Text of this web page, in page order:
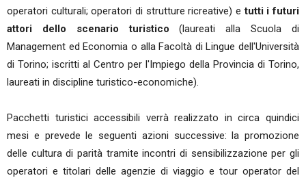
operatori culturali; operatori di strutture ricreative) etutti i futuri
attori dello scenario turistico(laureati alla Scuola di
Management ed Economia o alla Facoltà di Lingue dell'Università
di Torino; iscritti al Centro per l'Impiego della Provincia di Torino,
laureati in discipline turistico-economiche).
Pacchetti turistici accessibili verrà realizzato in circa quindici
mesi e prevede le seguenti azioni successive: la promozione
delle cultura di parità tramite incontri di sensibilizzazione per gli
operatori e titolari delle agenzie di viaggio e tour operator del